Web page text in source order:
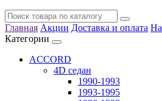
Главная Акции Доставка и оплата
Категории
ACCORD
4D седан
1990-1993
1993-1995